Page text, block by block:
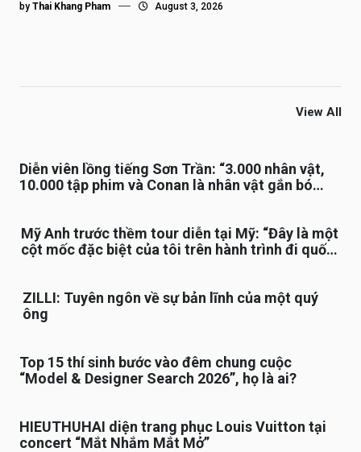
by Thai Khang Pham August 3, 2026
View All
Diễn viên lồng tiếng Sơn Trần: “3.000 nhân vật,
10.000 tập phim và Conan là nhân vật gắn bó
Mỹ Anh trước thềm tour diễn tại Mỹ: “Đây là một
cột mốc đặc biệt của tôi trên hành trình đi quốc
ZILLI: Tuyên ngôn về sự bản lĩnh của một quý
ông
Top 15 thí sinh bước vào đêm chung cuộc
“Model & Designer Search 2026”, họ là ai?
HIEUTHUHAI diện trang phục Louis Vuitton tại
concert “Mắt Nhắm Mắt Mở”